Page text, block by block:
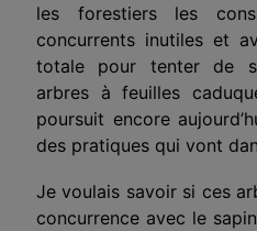
les forestiers les
concurrents inutiles et
totale pour tenter de
arbres à feuilles
poursuit encore
des pratiques qui vont
Je voulais savoir si ces
concurrence avec le